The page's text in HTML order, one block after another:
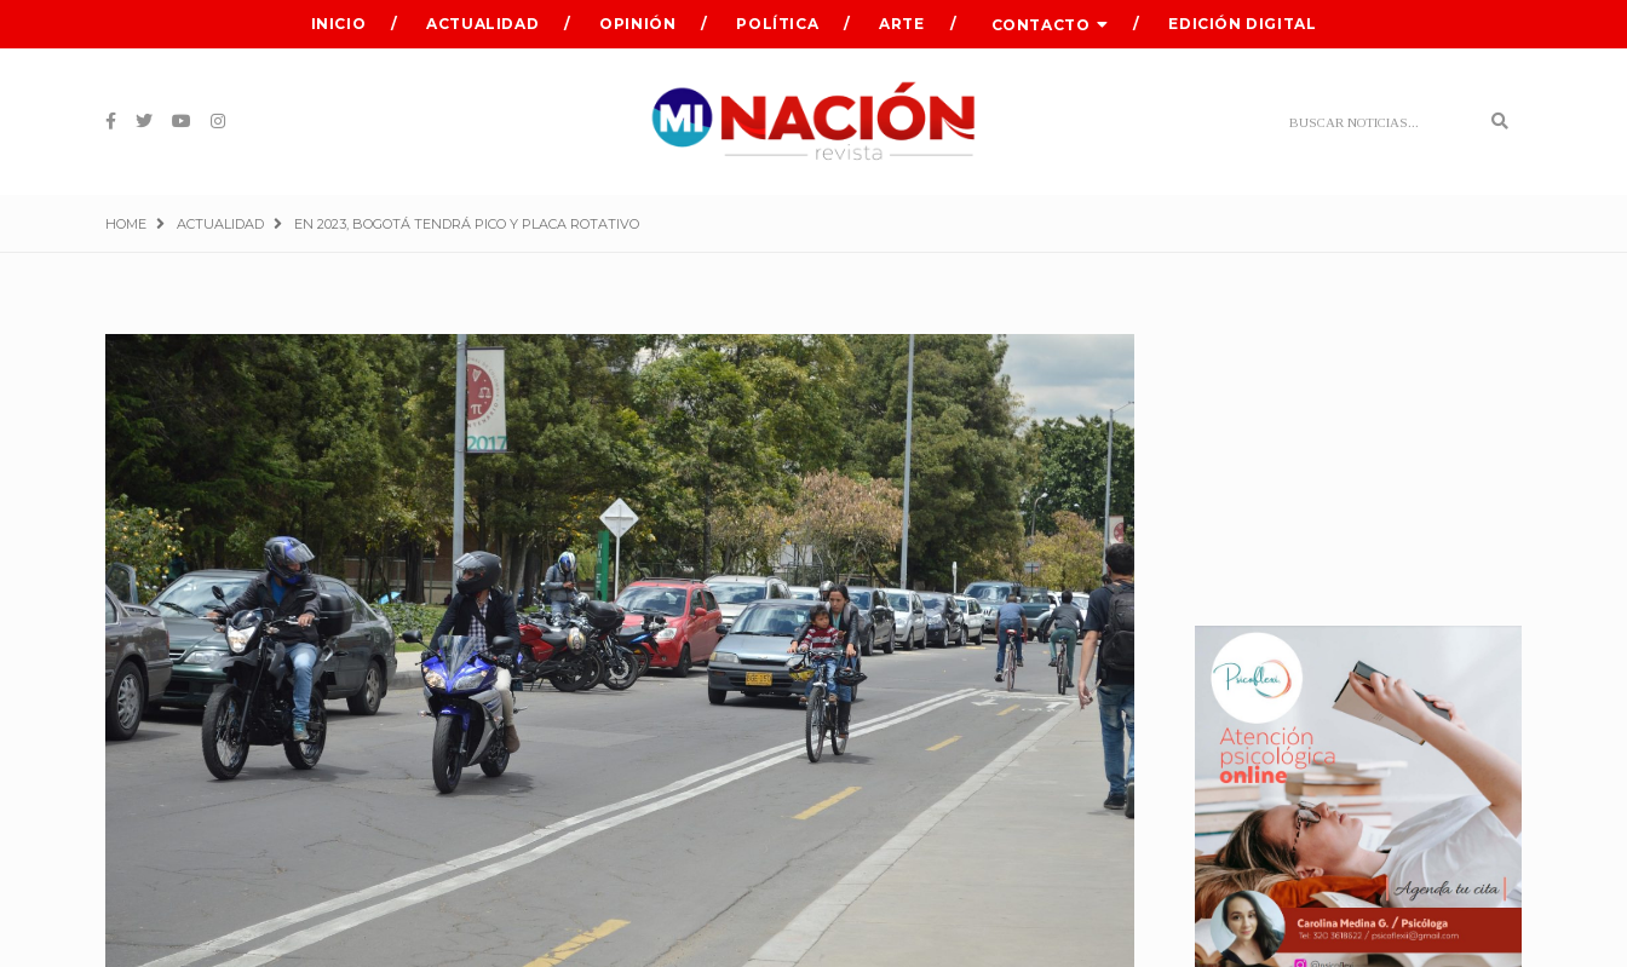
INICIO ACTUALIDAD OPINIÓN POLÍTICA ARTE CONTACTO EDICIÓN DIGITAL
Search
HOME ACTUALIDAD EN 2023, BOGOTÁ TENDRÁ PICO Y PLACA ROTATIVO